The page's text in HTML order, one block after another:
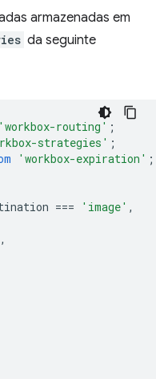
armazenadas em
da seguinte
'workbox-routing' ;
strategies' ;
'workbox-expiration' ;
=== 'image' ,
,